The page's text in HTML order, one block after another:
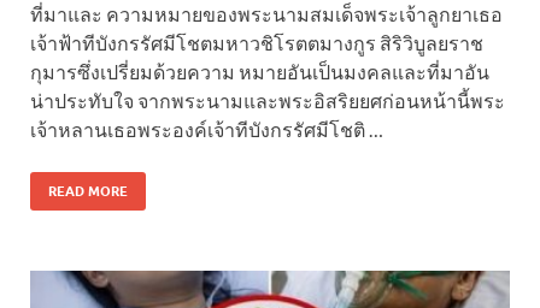
ที่มาและ ความหมายของพระนามสมเด็จพระเจ้าลูกยาเธอ
เจ้าฟ้าทีบังกรรัศมีโชตมหาวชิโรตตมางกูร สิริวิบูลยราช
กุมารซึ่งเปรี่ยมด้วยความ หมายอันเป็นมงคลและที่มาอัน
น่าประทับใจ จากพระนามและพระอิสริยยศก่อนหน้านี้พระ
เจ้าหลานเธอพระองค์เจ้าทีบังกรรัศมีโชติ …
READ MORE